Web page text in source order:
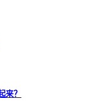
来？